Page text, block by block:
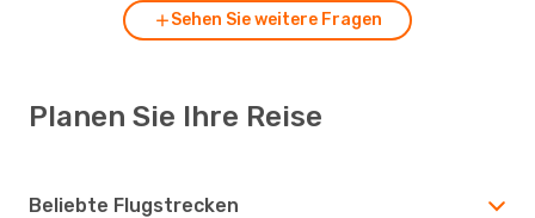
Sehen Sie weitere Fragen
Planen Sie Ihre Reise
Beliebte Flugstrecken